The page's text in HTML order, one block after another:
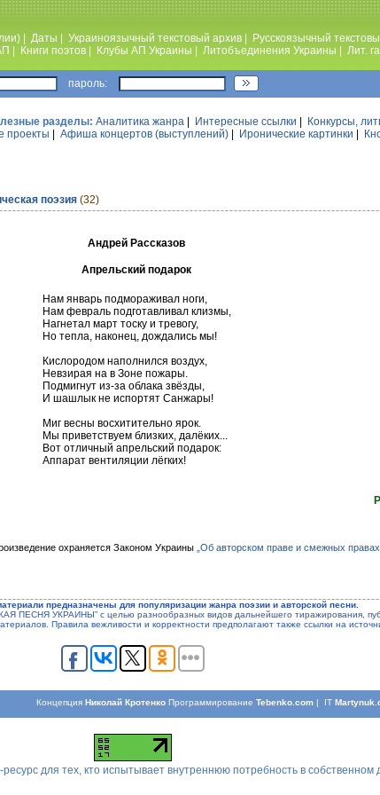
Даты Украиноязычный текстовый архив Русскоязычный
Книги поэтов Клубы АП Украины Литобъединения Украины Лит.
пароль:
разделы: Аналитика жанра Интересные ссылки Конкурсы,
проекты Афиша концертов (выступлений) Иронические картинки
поэзия (32)
Андрей Рассказов
Апрельский подарок
Нам январь подмораживал ноги,
Нам февраль подготавливал клизмы,
Нагнетал март тоску и тревогу,
Но тепла, наконец, дождались мы!
Кислородом наполнился воздух,
Невзирая на в Зоне пожары.
Подмигнут из-за облака звёзды,
И шашлык не испортят Санжары!
Миг весны восхитительно ярок.
Мы приветствуем близких, далёких...
Вот отличный апрельский подарок:
Аппарат вентиляции лёгких!
охраняется Законом Украины „Об авторском праве и смежных
предназначены для популяризации жанра поэзии и авторской песни.
ПЕСНЯ УКРАИНЫ” с целью разнообразных видов дальнейшего тиражирования,
Правила вежливости и корректности предполагают также ссылки на
КонцепцияНиколай Кротенко ПрограммированиеTebenko.com | IT
для тех, кто испытывает внутреннюю потребность в собственном